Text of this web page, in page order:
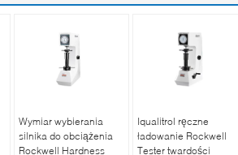
Wymiar wybierania
silnika do obciążenia
Rockwell Hardness
Iqualitrol ręczne
ładowanie Rockwell
Tester twardości